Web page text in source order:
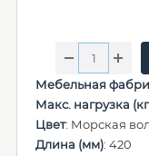
Мебельная
Макс. нагрузка
Цвет: Морская
Длина (мм): 420